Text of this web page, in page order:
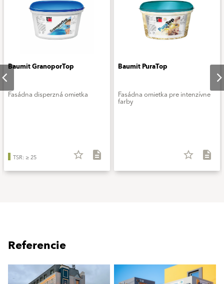
Baumit GranoporTop
Fasádna disperzná omietka
TSR: ≥ 25 star_border description
Baumit PuraTop
Fasádna omietka pre intenzívne
farby
star_border description
Referencie